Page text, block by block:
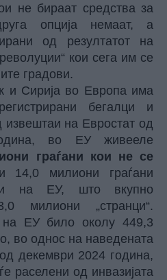
не бираат средства за
опција немаат, а
од резултатот на
кои сега им се
градови.
и Сирија во Европа има
бегалци и
на Евростат од
во ЕУ живееле
граѓани кои не се
милиони граѓани
на ЕУ, што вкупно
милиони „странци“.
на ЕУ било околу 449,3
во однос на наведената
декември 2024 година,
раселени од инвазијата